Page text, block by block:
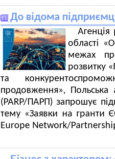
До відома
Агенція
області
межах
розвитку
та
продовження», Польська
(PARP/ПАРП) запрошує
тему «Заявки на гранти
Europe Network/